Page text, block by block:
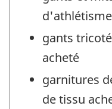
gants
acheté
garnitures
de tissu